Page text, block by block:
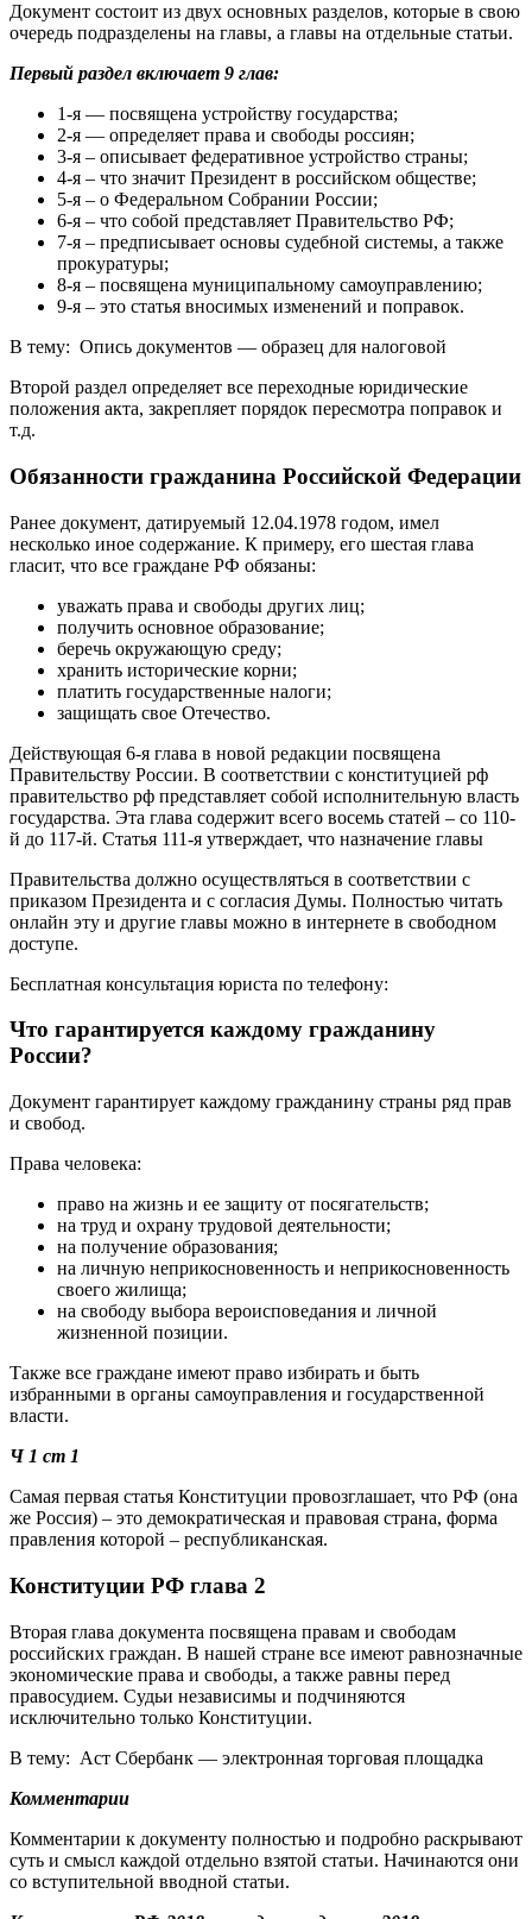
Документ состоит из двух основных разделов, которые в свою
очередь подразделены на главы, а главы на отдельные статьи.
Первый раздел включает 9 глав:
1-я — посвящена устройству государства;
2-я — определяет права и свободы россиян;
3-я – описывает федеративное устройство страны;
4-я – что значит Президент в российском обществе;
5-я – о Федеральном Собрании России;
6-я – что собой представляет Правительство РФ;
7-я – предписывает основы судебной системы, а также
прокуратуры;
8-я – посвящена муниципальному самоуправлению;
9-я – это статья вносимых изменений и поправок.
В тему: Опись документов — образец для налоговой
Второй раздел определяет все переходные юридические
положения акта, закрепляет порядок пересмотра поправок и
т.д.
Обязанности гражданина Российской Федерации
Ранее документ, датируемый 12.04.1978 годом, имел
несколько иное содержание. К примеру, его шестая глава
гласит, что все граждане РФ обязаны:
уважать права и свободы других лиц;
получить основное образование;
беречь окружающую среду;
хранить исторические корни;
платить государственные налоги;
защищать свое Отечество.
Действующая 6-я глава в новой редакции посвящена
Правительству России. В соответствии с конституцией рф
правительство рф представляет собой исполнительную власть
государства. Эта глава содержит всего восемь статей – со 110-
й до 117-й. Статья 111-я утверждает, что назначение главы
Правительства должно осуществляться в соответствии с
приказом Президента и с согласия Думы. Полностью читать
онлайн эту и другие главы можно в интернете в свободном
доступе.
Бесплатная консультация юриста по телефону:
Что гарантируется каждому гражданину
России?
Документ гарантирует каждому гражданину страны ряд прав
и свобод.
Права человека:
право на жизнь и ее защиту от посягательств;
на труд и охрану трудовой деятельности;
на получение образования;
на личную неприкосновенность и неприкосновенность
своего жилища;
на свободу выбора вероисповедания и личной
жизненной позиции.
Также все граждане имеют право избирать и быть
избранными в органы самоуправления и государственной
власти.
Ч 1 ст 1
Самая первая статья Конституции провозглашает, что РФ (она
же Россия) – это демократическая и правовая страна, форма
правления которой – республиканская.
Конституции РФ глава 2
Вторая глава документа посвящена правам и свободам
российских граждан. В нашей стране все имеют равнозначные
экономические права и свободы, а также равны перед
правосудием. Судьи независимы и подчиняются
исключительно только Конституции.
В тему: Аст Сбербанк — электронная торговая площадка
Комментарии
Комментарии к документу полностью и подробно раскрывают
суть и смысл каждой отдельно взятой статьи. Начинаются они
со вступительной вводной статьи.